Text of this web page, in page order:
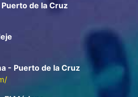
de la Cruz
- Puerto de la Cruz